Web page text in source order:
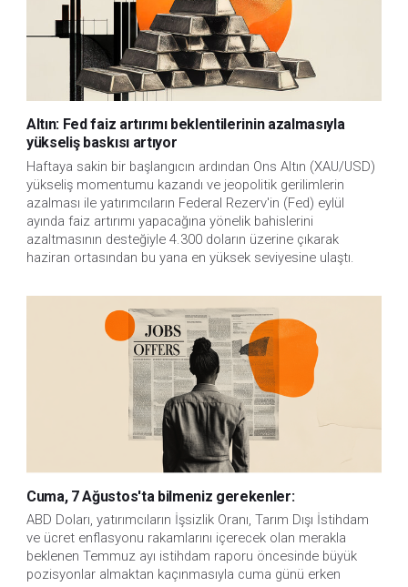
Altın: Fed faiz artırımı beklentilerinin azalmasıyla
yükseliş baskısı artıyor
Haftaya sakin bir başlangıcın ardından Ons Altın (XAU/USD)
yükseliş momentumu kazandı ve jeopolitik gerilimlerin
azalması ile yatırımcıların Federal Rezerv'in (Fed) eylül
ayında faiz artırımı yapacağına yönelik bahislerini
azaltmasının desteğiyle 4.300 doların üzerine çıkarak
haziran ortasından bu yana en yüksek seviyesine ulaştı.
Cuma, 7 Ağustos'ta bilmeniz gerekenler:
ABD Doları, yatırımcıların İşsizlik Oranı, Tarım Dışı İstihdam
ve ücret enflasyonu rakamlarını içerecek olan merakla
beklenen Temmuz ayı istihdam raporu öncesinde büyük
pozisyonlar almaktan kaçınmasıyla cuma günü erken